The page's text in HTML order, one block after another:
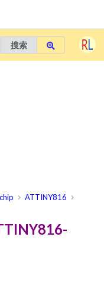
搜索
ATTINY816